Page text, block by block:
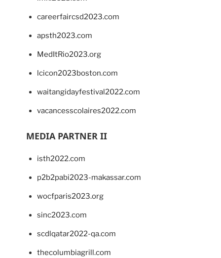
careerfaircsd2023.com
apsth2023.com
MedItRio2023.org
lcicon2023boston.com
waitangidayfestival2022.com
vacancesscolaires2022.com
MEDIA PARTNER II
isth2022.com
p2b2pabi2023-makassar.com
wocfparis2023.org
sinc2023.com
scdlqatar2022-qa.com
thecolumbiagrill.com